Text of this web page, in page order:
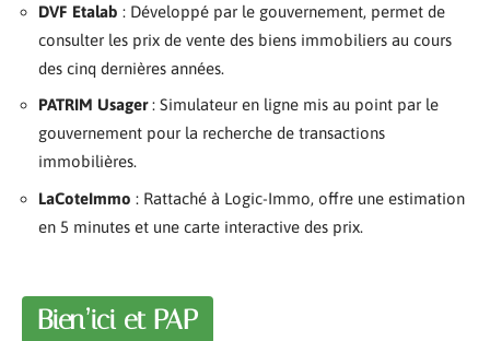
DVF Etalab : Développé par le gouvernement, permet de
consulter les prix de vente des biens immobiliers au cours
des cinq dernières années.
PATRIM Usager: Simulateur en ligne mis au point par le
gouvernement pour la recherche de transactions
immobilières.
LaCoteImmo : Rattaché à Logic-Immo, offre une estimation
en 5 minutes et une carte interactive des prix.
Bien’ici et PAP